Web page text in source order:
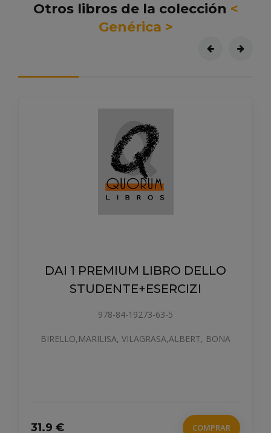
Otros libros de la colección <
Genérica >
DAI 1 PREMIUM LIBRO DELLO
STUDENTE+ESERCIZI
978-84-19273-63-5
BIRELLO,MARILISA, VILAGRASA,ALBERT, BONA
31.9 € COMPRAR